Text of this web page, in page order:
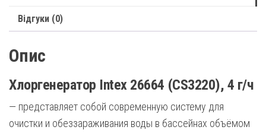
Відгуки (0)
Опис
Хлоргенератор Intex 26664 (CS3220), 4 г/ч
— представляет собой современную систему для
очистки и обеззараживания воды в бассейнах объёмом